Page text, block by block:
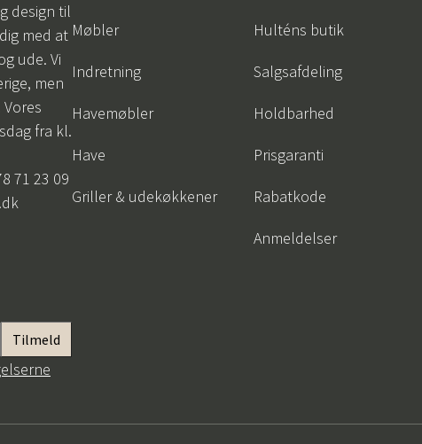
design til
med at
ude. Vi
men
fra kl.
71 23 09
Møbler
Indretning
Havemøbler
Have
Griller & udekøkkener
Hulténs butik
Salgsafdeling
Holdbarhed
Prisgaranti
Rabatkode
Anmeldelser